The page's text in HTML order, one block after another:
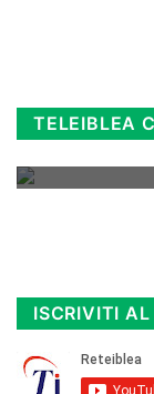
TELEIBLEA
ISCRIVITI